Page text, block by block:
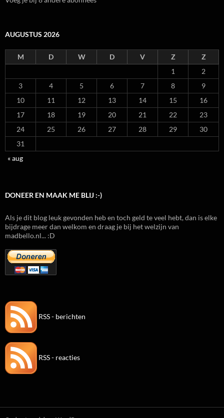
AUGUSTUS 2026
M D W D V Z
Z
1
2
3
4 5 6 7 8
9
10
11 12 13 14 15
16
17
18 19 20 21 22
23
24
25 26 27 28 29
30
31
« aug
DONEER EN MAAK ME BLIJ :-)
Als je dit blog leuk gevonden heb en toch geld te veel hebt, dan is elke
bijdrage meer dan welkom en draag je bij het welzijn van
madbello.nl... :D
RSS - berichten
RSS - reacties